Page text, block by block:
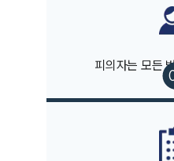
피의자는 모든